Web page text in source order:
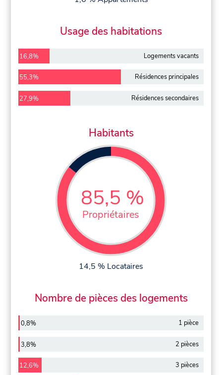
Usage des habitations
16,8% Logements vacants
55,3% Résidences principales
27,9% Résidences secondaires
Habitants
85,5 %
Propriétaires
14,5 % Locataires
Nombre de pièces des logements
0,8% 1 pièce
3,8% 2 pièces
12,6% 3 pièces